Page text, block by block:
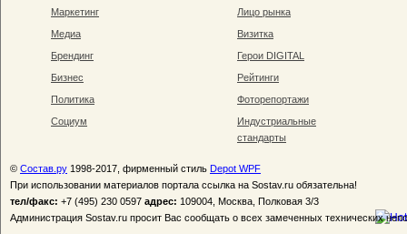
Маркетинг
Медиа
Брендинг
Бизнес
Политика
Социум
Лицо рынка
Визитка
Герои DIGITAL
Рейтинги
Фоторепортажи
Индустриальные
стандарты
© Состав.ру 1998-2017, фирменный стиль Depot WPF
При использовании материалов портала ссылка на Sostav.ru обязательна!
тел/факс: +7 (495) 230 0597 адрес: 109004, Москва, Полковая 3/3
Администрация Sostav.ru просит Вас сообщать о всех замеченных технических